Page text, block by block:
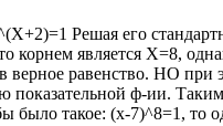
Решая его
корнем является Х=8,
верное равенство. НО
показательной ф-ии.
было такое: (x-7)^8=1, то